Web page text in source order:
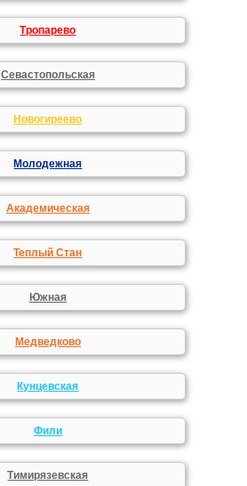
Тропарево
Севастопольская
Новогиреево
Молодежная
Академическая
Теплый Стан
Южная
Медведково
Кунцевская
Фили
Тимирязевская